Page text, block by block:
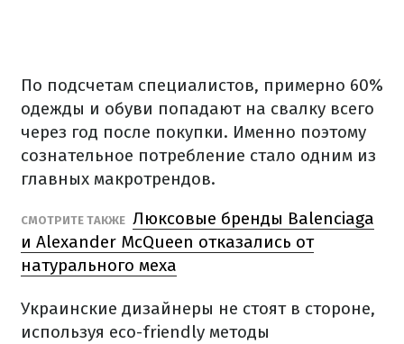
По подсчетам специалистов, примерно 60%
одежды и обуви попадают на свалку всего
через год после покупки. Именно поэтому
сознательное потребление стало одним из
главных макротрендов.
СМОТРИТЕ ТАКЖЕ Люксовые бренды Balenciaga
и Alexander McQueen отказались от
натурального меха
Украинские дизайнеры не стоят в стороне,
используя eco-friendly методы